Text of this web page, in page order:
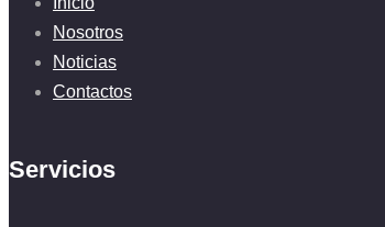
Nosotros
Noticias
Contactos
Servicios